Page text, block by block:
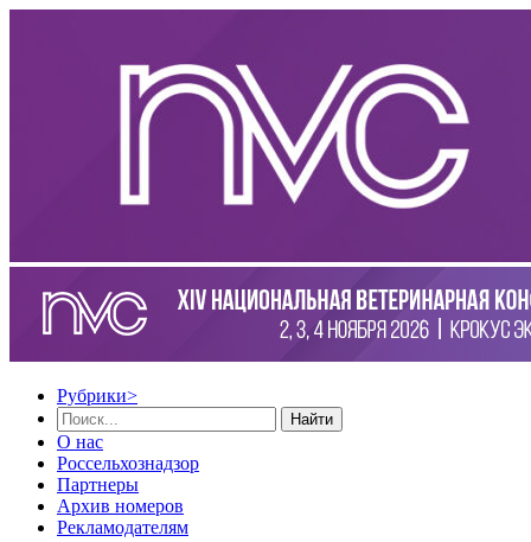
Рубрики>
Найти
О нас
Россельхознадзор
Партнеры
Архив номеров
Рекламодателям